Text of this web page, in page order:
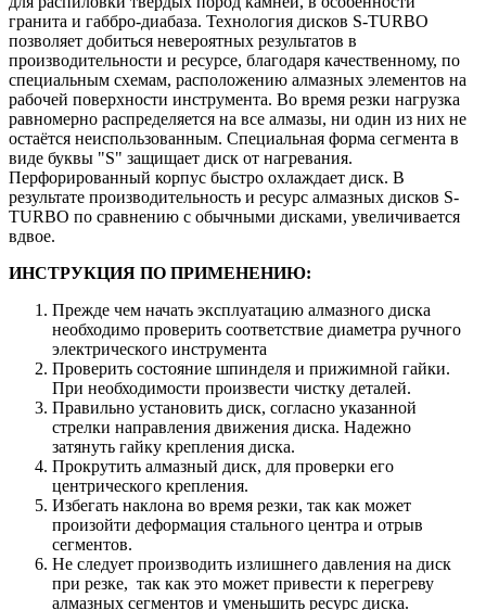
гранита и габбро-диабаза. Технология дисков S-TURBO
позволяет добиться невероятных результатов в
производительности и ресурсе, благодаря качественному, по
специальным схемам, расположению алмазных элементов на
рабочей поверхности инструмента. Во время резки нагрузка
равномерно распределяется на все алмазы, ни один из них не
остаётся неиспользованным. Специальная форма сегмента в
виде буквы "S" защищает диск от нагревания.
Перфорированный корпус быстро охлаждает диск. В
результате производительность и ресурс алмазных дисков S-
TURBO по сравнению с обычными дисками, увеличивается
вдвое.
ИНСТРУКЦИЯ ПО ПРИМЕНЕНИЮ:
Прежде чем начать эксплуатацию алмазного диска
необходимо проверить соответствие диаметра ручного
электрического инструмента
Проверить состояние шпинделя и прижимной гайки.
При необходимости произвести чистку деталей.
Правильно установить диск, согласно указанной
стрелки направления движения диска. Надежно
затянуть гайку крепления диска.
Прокрутить алмазный диск, для проверки его
центрического крепления.
Избегать наклона во время резки, так как может
произойти деформация стального центра и отрыв
сегментов.
Не следует производить излишнего давления на диск
при резке, так как это может привести к перегреву
алмазных сегментов и уменьшить ресурс диска.